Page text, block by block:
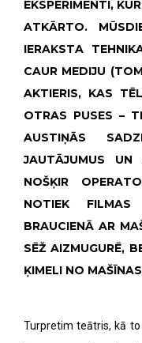
EKSPERIMENTI,
ATKĀRTO.
IERAKSTA
CAUR MEDIJU
AKTIERIS, KAS
OTRAS PUSES –
AUSTIŅĀS
JAUTĀJUMUS
NOŠĶIR
NOTIEK
BRAUCIENĀ AR
SĒŽ AIZMUGURĒ,
ĶIMELI NO
Turpretim teātris, kā